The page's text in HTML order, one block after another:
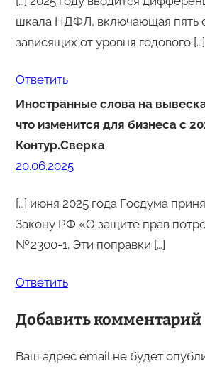
шкала НДФЛ, включающая пять
зависящих от уровня годового […]
Ответить
Иностранные слова на
что изменится для бизнеса с
Контур.Сверка
20.06.2025
[…] июня 2025 года Госдума
Закону РФ «О защите прав
№ 2300-1. Эти поправки […]
Ответить
Добавить комментарий
Ваш адрес email не будет